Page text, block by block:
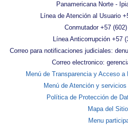
Panamericana Norte -
Línea de Atención al Usuario
Conmutador +57
Línea Anticorrupción +57
Correo para notificaciones judiciales:
Correo electronico:
Menú de Transparencia y Acceso
Menú de Atención y
Política de Protección de
Mapa del Sitio
Menu